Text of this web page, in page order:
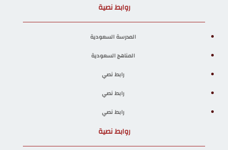
روابط نصية
المدرسة السعودية
المناهج السعودية
رابط نصي
رابط نصي
رابط نصي
روابط نصية